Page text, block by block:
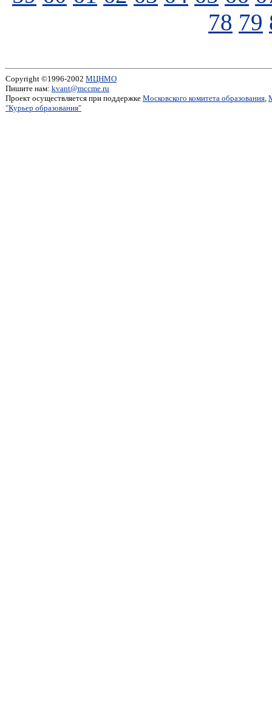
78 79
Copyright ©1996-2002 МЦНМО
Пишите нам: kvant@mccme.ru
Проект осуществляется при поддержке Московского комитета образования,
"Курьер образования"